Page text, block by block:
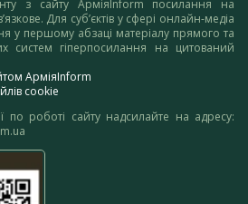
з сайту АрміяInform посилання на
Для суб’єктів у сфері онлайн-медіа
у першому абзаці матеріалу прямого та
систем гіперпосилання на цитований
АрміяInform
cookie
по роботі сайту надсилайте на адресу: